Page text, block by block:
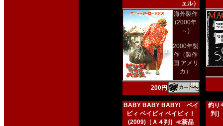
ェル）
海外製作
(2000年
～)
2000年製
作（製作
国 アメリ
カ）
200円
BABY BABY BABY! ベイ
ビィ ベイビィ ベイビィ！
(2009)［Ａ４判］≪新品
釣り
判